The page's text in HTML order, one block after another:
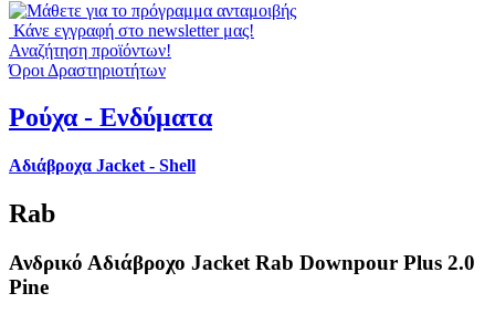
Κάνε εγγραφή στο newsletter μας!
Αναζήτηση προϊόντων!
Όροι Δραστηριοτήτων
Ρούχα - Ενδύματα
Αδιάβροχα Jacket - Shell
Rab
Ανδρικό Αδιάβροχο Jacket Rab Downpour Plus 2.0
Pine